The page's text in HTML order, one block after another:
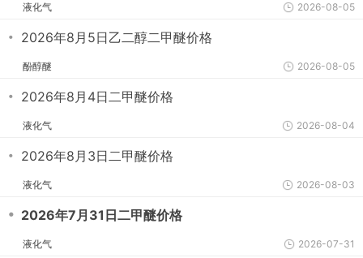
液化气 2026-08-05
・ 2026年8月5日乙二醇二甲醚价格
酚醇醚 2026-08-05
・ 2026年8月4日二甲醚价格
液化气 2026-08-04
・ 2026年8月3日二甲醚价格
液化气 2026-08-03
・ 2026年7月31日二甲醚价格
液化气 2026-07-31